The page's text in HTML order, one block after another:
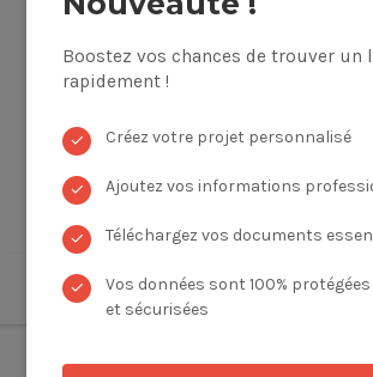
Boostez vos chances de trouver un
rapidement !
✓ Créez votre projet personnalisé
✓ Ajoutez vos informations
✓ Téléchargez vos documents
✓
Vos données sont 100% protégées
et sécurisées